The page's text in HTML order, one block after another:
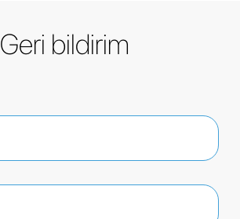
Geri bildirim